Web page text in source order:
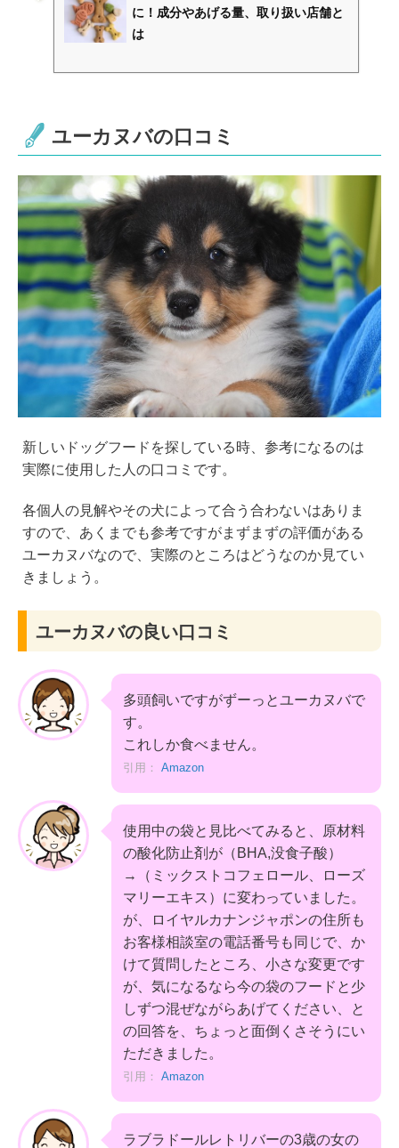
に！成分やあげる量、取り扱い店舗と
は
ユーカヌバの口コミ
新しいドッグフードを探している時、参考になるのは
実際に使用した人の口コミです。
各個人の見解やその犬によって合う合わないはありま
すので、あくまでも参考ですがまずまずの評価がある
ユーカヌバなので、実際のところはどうなのか見てい
きましょう。
ユーカヌバの良い口コミ
多頭飼いですがずーっとユーカヌバで
す。
これしか食べません。
引用： Amazon
使用中の袋と見比べてみると、原材料
の酸化防止剤が（BHA,没食子酸）
→（ミックストコフェロール、ローズ
マリーエキス）に変わっていました。
が、ロイヤルカナンジャポンの住所も
お客様相談室の電話番号も同じで、か
けて質問したところ、小さな変更です
が、気になるなら今の袋のフードと少
しずつ混ぜながらあげてください、と
の回答を、ちょっと面倒くさそうにい
ただきました。
引用： Amazon
ラブラドールレトリバーの3歳の女の